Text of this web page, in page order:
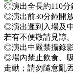
◎演出全長約110分
◎演出前30分鐘開
◎演出遲到入場及
若有不便敬請見諒。
◎演出中嚴禁攝錄
◎場內禁止飲食、
走動；請勿隨意亂